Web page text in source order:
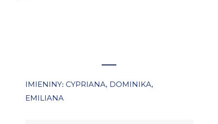
IMIENINY: CYPRIANA, DOMINIKA,
EMILIANA